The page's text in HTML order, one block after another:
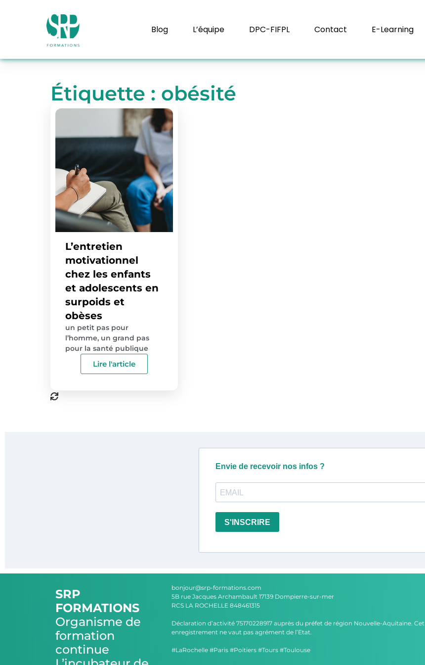
Blog L’équipe DPC-FIFPL Contact E-Learning
Étiquette : obésité
L’entretien
motivationnel
chez les enfants
et adolescents en
surpoids et
obèses
un petit pas pour
l’homme, un grand pas
pour la santé publique
Lire l'article
Envie de recevoir nos infos ?
S'INSCRIRE
SRP
FORMATIONS
Organisme de
formation
continue
bonjour@srp-formations.com
5B rue Jacques Archambault 17139 Dompierre-sur-mer
RCS LA ROCHELLE 848461315
Déclaration d’activité 75170228917 auprès du préfet de région Nouvelle-Aquitaine. Cet
enregistrement ne vaut pas agrément de l’Etat.
#LaRochelle #Paris #Poitiers #Tours #Toulouse